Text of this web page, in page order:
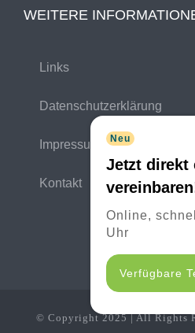
Neu
Jetzt direkt
Online,
Uhr
Verfügbare
WEITERE
Links
Datenschutzerklärung
Impressum
Kontakt
© Copyright 2025 | All Rights